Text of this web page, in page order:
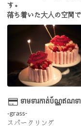
す。
落ち着いた大人の空間
ទាមទារកាត់ប័ណ្ណឥណទា
‐grass-
スパークリング